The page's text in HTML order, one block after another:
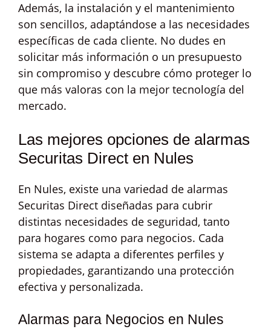
Además, la instalación y el mantenimiento
son sencillos, adaptándose a las necesidades
específicas de cada cliente. No dudes en
solicitar más información o un presupuesto
sin compromiso y descubre cómo proteger lo
que más valoras con la mejor tecnología del
mercado.
Las mejores opciones de alarmas
Securitas Direct en Nules
En Nules, existe una variedad de alarmas
Securitas Direct diseñadas para cubrir
distintas necesidades de seguridad, tanto
para hogares como para negocios. Cada
sistema se adapta a diferentes perfiles y
propiedades, garantizando una protección
efectiva y personalizada.
Alarmas para Negocios en Nules